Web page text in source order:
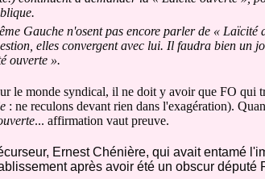
Gauche n'osent pas encore parler de «
elles convergent avec lui. Il faudra bien un
ouverte ».
le monde syndical, il ne doit y avoir que FO qui
: ne reculons devant rien dans l'exagération).
... affirmation vaut preuve.
Ernest Chénière, qui avait entamé
après avoir été un obscur